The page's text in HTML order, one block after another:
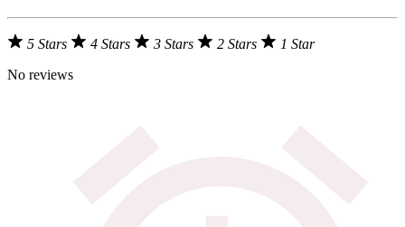
5 Stars 4 Stars 3 Stars 2 Stars
1 Star
No reviews